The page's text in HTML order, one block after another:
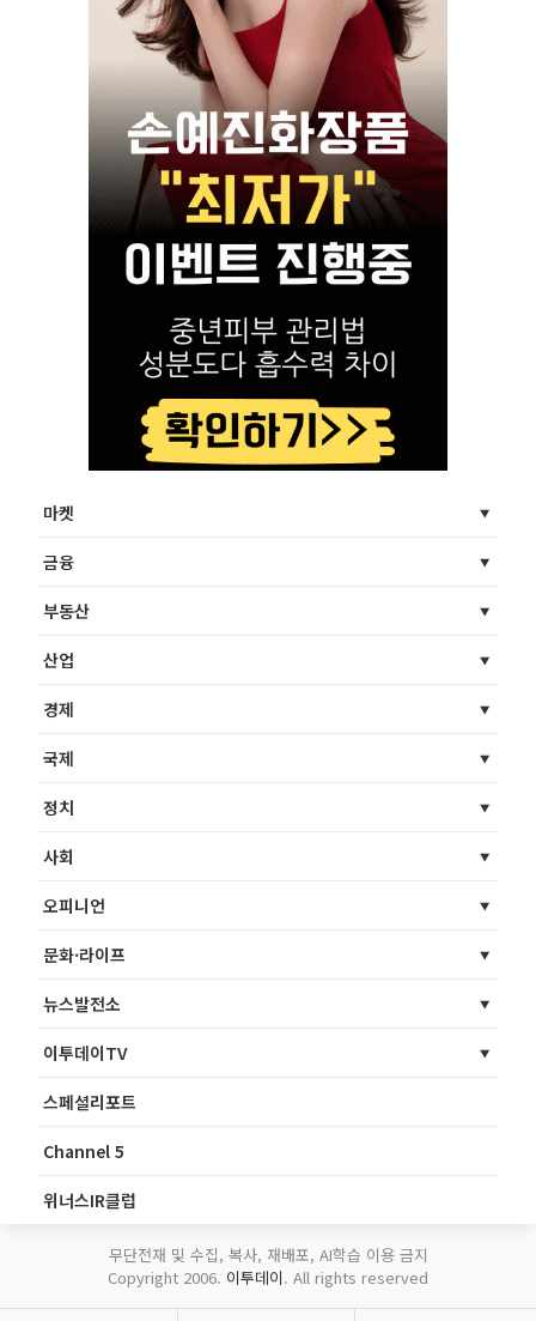
마켓
금융
부동산
산업
경제
국제
정치
사회
오피니언
문화·라이프
뉴스발전소
이투데이TV
스페셜리포트
Channel 5
위너스IR클럽
무단전재 및 수집, 복사, 재배포, AI학습 이용 금지
Copyright 2006. 이투데이. All rights reserved